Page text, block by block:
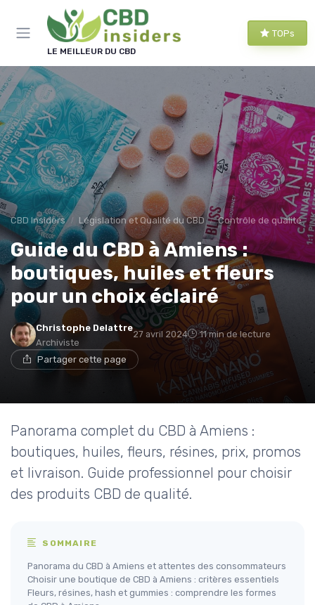
LE MEILLEUR DU CBD
TOPs
CBD Insiders Législation et Qualité du CBD Contrôle de qualité
Guide du CBD à Amiens :
boutiques, huiles et fleurs
pour un choix éclairé
Christophe Delattre
Archiviste
27 avril 2024 11 min de lecture
Partager cette page
Panorama complet du CBD à Amiens :
boutiques, huiles, fleurs, résines, prix, promos
et livraison. Guide professionnel pour choisir
des produits CBD de qualité.
SOMMAIRE
Panorama du CBD à Amiens et attentes des consommateurs
Choisir une boutique de CBD à Amiens : critères essentiels
Fleurs, résines, hash et gummies : comprendre les formes
Panneau de gestion des cookies